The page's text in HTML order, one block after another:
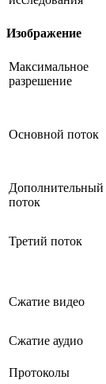
Изображение
Максимальное
разрешение
Основной поток
Дополнительный
поток
Третий поток
Сжатие видео
Сжатие аудио
Протоколы